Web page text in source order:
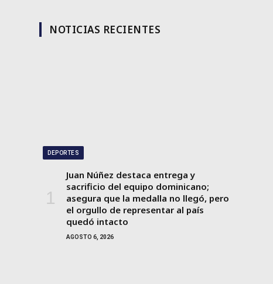
NOTICIAS RECIENTES
DEPORTES
Juan Núñez destaca entrega y
sacrificio del equipo dominicano;
asegura que la medalla no llegó, pero
el orgullo de representar al país
quedó intacto
AGOSTO 6, 2026